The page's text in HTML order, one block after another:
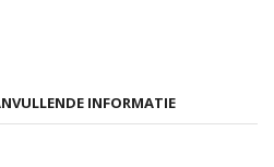
INFORMATIE